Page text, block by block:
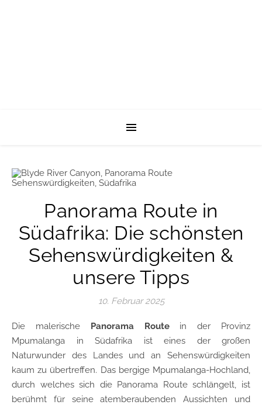
Panorama Route in
Südafrika: Die schönsten
Sehenswürdigkeiten &
unsere Tipps
10. Februar 2025
Die malerische Panorama Routein der Provinz
Mpumalanga in Südafrika ist eines der großen
Naturwunder des Landes und an Sehenswürdigkeiten
kaum zu übertreffen. Das bergige Mpumalanga-Hochland,
durch welches sich die Panorama Route schlängelt, ist
berühmt für seine atemberaubenden Aussichten und